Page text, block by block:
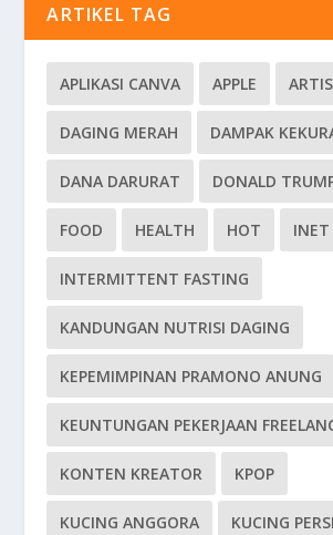
ARTIKEL TAG
APLIKASI CANVA APPLE ARTIS
DAGING MERAH DAMPAK
DANA DARURAT DONALD
FOOD HEALTH HOT INET
INTERMITTENT FASTING
KANDUNGAN NUTRISI DAGING
KEPEMIMPINAN PRAMONO ANUNG
KEUNTUNGAN PEKERJAAN
KONTEN KREATOR KPOP
KUCING ANGGORA KUCING